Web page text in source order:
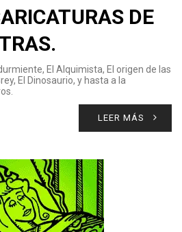
DE
El Alquimista, El origen de las
El Dinosaurio, y hasta a la
LEER MÁS